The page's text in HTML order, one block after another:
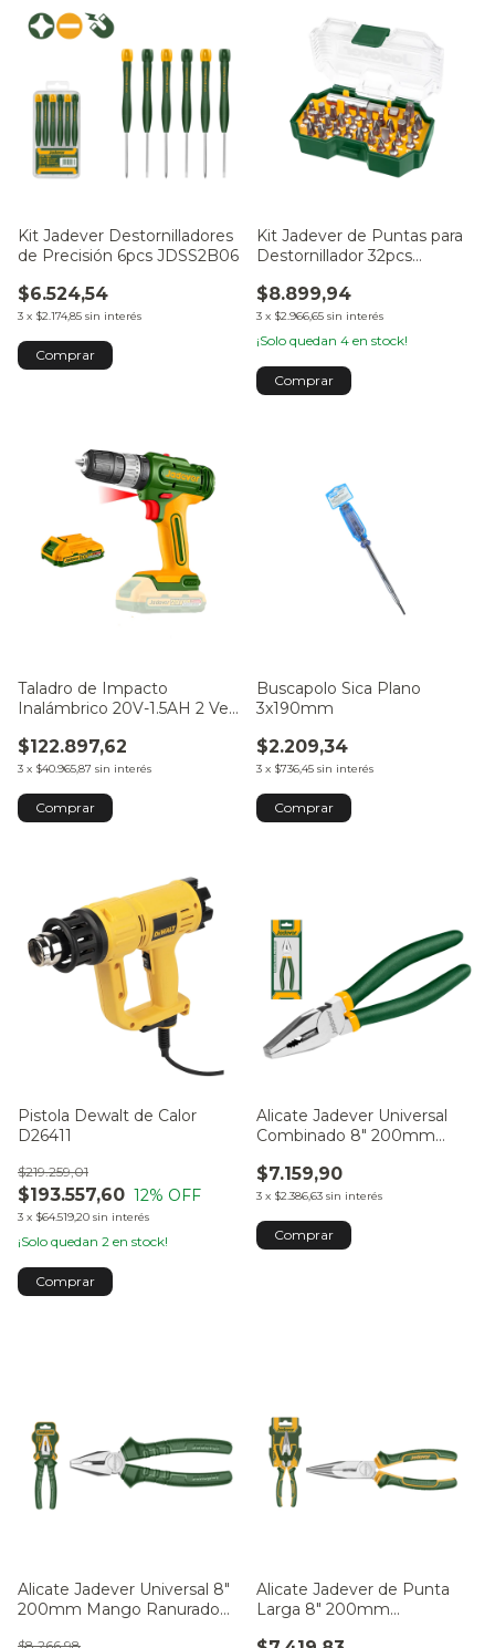
Kit Jadever Destornilladores
de Precisión 6pcs JDSS2B06
$6.524,54
3 x $2.174,85 sin interés
Kit Jadever de Puntas para
Destornillador 32pcs
$8.899,94
3 x $2.966,65 sin interés
¡Solo quedan 4 en stock!
Taladro de Impacto
Inalámbrico 20V-1.5AH 2 Vel.
$122.897,62
3 x $40.965,87 sin interés
Buscapolo Sica Plano
3x190mm
$2.209,34
3 x $736,45 sin interés
Pistola Dewalt de Calor
D26411
$193.557,60
$219.259,01
12% OFF
3 x $64.519,20 sin interés
¡Solo quedan 2 en stock!
Alicate Jadever Universal
Combinado 8″ 200mm
$7.159,90
3 x $2.386,63 sin interés
Alicate Jadever Universal 8″
200mm Mango Ranurado
Alicate Jadever de Punta
Larga 8″ 200mm